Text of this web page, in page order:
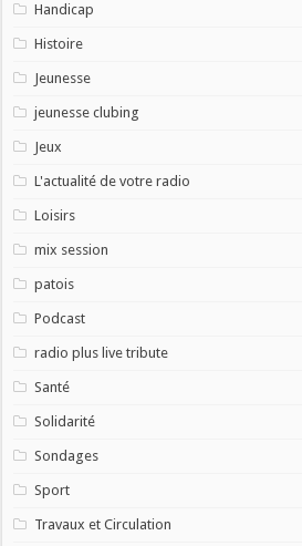
Handicap
Histoire
Jeunesse
jeunesse clubing
Jeux
L'actualité de votre radio
Loisirs
mix session
patois
Podcast
radio plus live tribute
Santé
Solidarité
Sondages
Sport
Travaux et Circulation